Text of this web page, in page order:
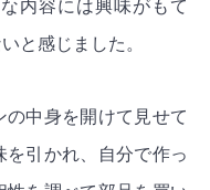
内容には興味がもて
と感じました。
中身を開けて見せて
を引かれ、自分で作っ